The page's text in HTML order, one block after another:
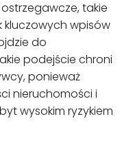
takie
kluczowych wpisów
do
podejście chroni
ponieważ
nieruchomości i
wysokim ryzykiem